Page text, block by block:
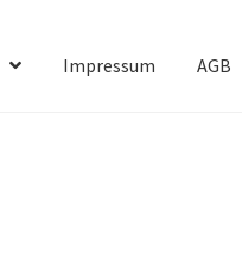
Impressum AGB